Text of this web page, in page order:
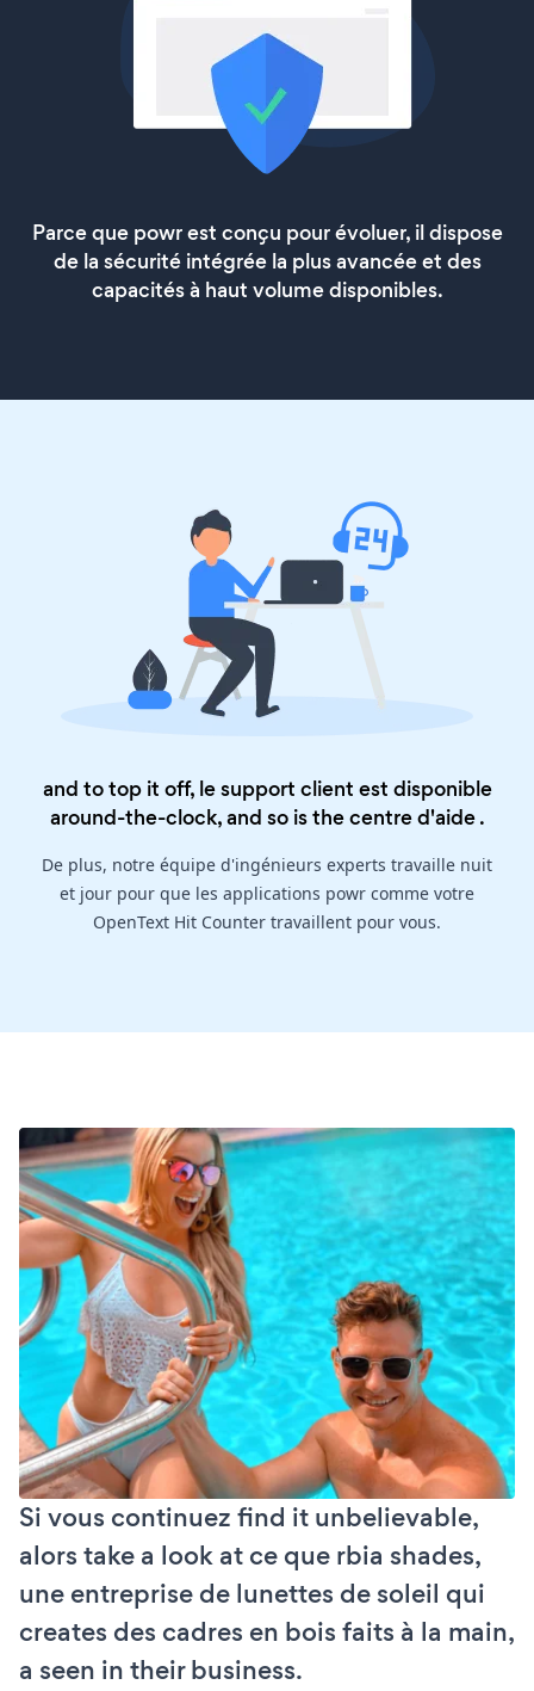
Parce que powr est conçu pour évoluer, il dispose
de la sécurité intégrée la plus avancée et des
capacités à haut volume disponibles.
and to top it off, le support client est disponible
around-the-clock, and so is thecentre d'aide.
De plus, notre équipe d'ingénieurs experts travaille nuit
et jour pour que les applications powr comme votre
OpenText Hit Counter travaillent pour vous.
Si vous continuez find it unbelievable,
alors take a look at ce que rbia shades,
une entreprise de lunettes de soleil qui
creates des cadres en bois faits à la main,
a seen in their business.